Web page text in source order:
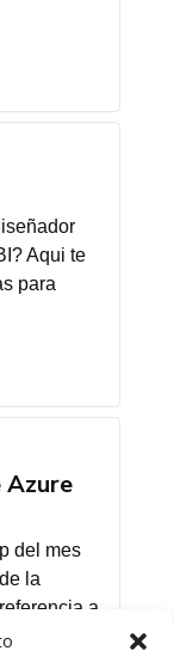
Aqui te
para
Azure
del mes
la
a
ahora